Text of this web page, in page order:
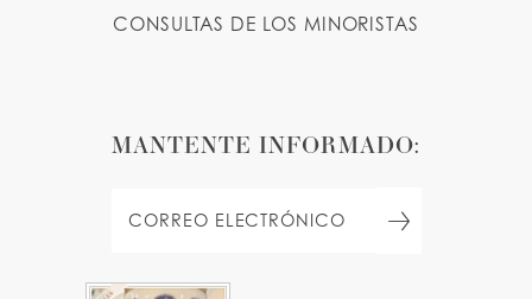
CONSULTAS DE LOS MINORISTAS
MANTENTE INFORMADO: